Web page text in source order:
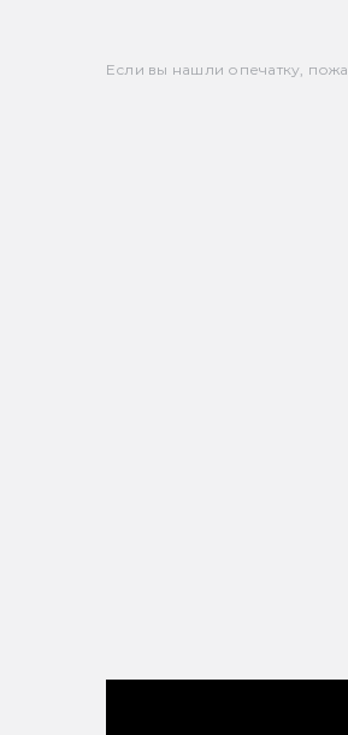
Если вы нашли опечатку,